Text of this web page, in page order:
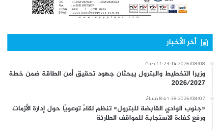
أخر الأخبار
2026/08/08 11:23:14 صباحًا
وزيرا التخطيط والبترول يبحثان جهود تحقيق أمن الطاقة ضمن خطة
2026/2027
2026/08/07 8:41:38 مساءً
«جنوب الوادي القابضة للبترول» تنظم لقاءً توعويًا حول إدارة الأزمات
ورفع كفاءة الاستجابة للمواقف الطارئة